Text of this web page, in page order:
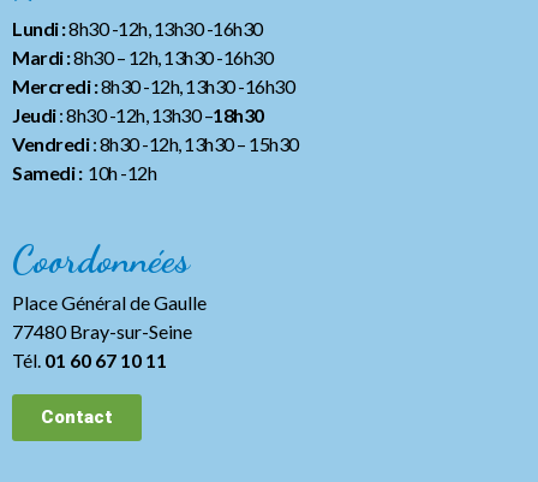
Lundi :8h30 -12h, 13h30 -16h30
Mardi :8h30 – 12h, 13h30 -16h30
Mercredi :8h30 -12h, 13h30 -16h30
Jeudi: 8h30 -12h, 13h30 –18h30
Vendredi: 8h30 -12h, 13h30– 15h30
Samedi :10h -12h
Coordonnées
Place Général de Gaulle
77480 Bray-sur-Seine
Tél. 01 60 67 10 11
Contact